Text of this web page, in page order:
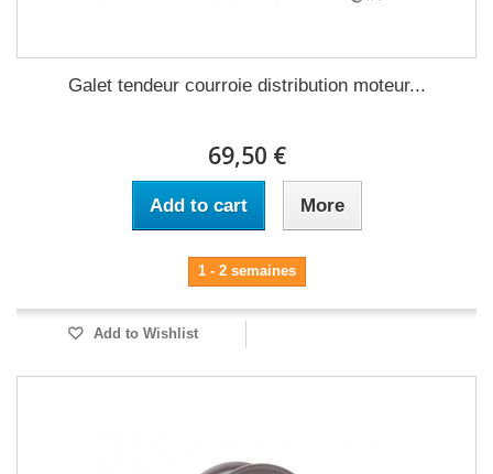
Galet tendeur courroie distribution moteur...
69,50 €
Add to cart More
1 - 2 semaines
Add to Wishlist